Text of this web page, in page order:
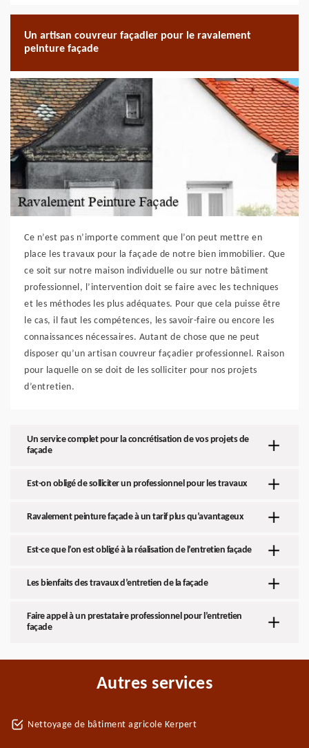
Un artisan couvreur façadier pour le ravalement
peinture façade
Ce n’est pas n’importe comment que l’on peut mettre en
place les travaux pour la façade de notre bien immobilier. Que
ce soit sur notre maison individuelle ou sur notre bâtiment
professionnel, l’intervention doit se faire avec les techniques
et les méthodes les plus adéquates. Pour que cela puisse être
le cas, il faut les compétences, les savoir-faire ou encore les
connaissances nécessaires. Autant de chose que ne peut
disposer qu’un artisan couvreur façadier professionnel. Raison
pour laquelle on se doit de les solliciter pour nos projets
d’entretien.
Un service complet pour la concrétisation de vos projets de
façade
Est-on obligé de solliciter un professionnel pour les travaux
Ravalement peinture façade à un tarif plus qu’avantageux
Est-ce que l’on est obligé à la réalisation de l’entretien façade
Les bienfaits des travaux d’entretien de la façade
Faire appel à un prestataire professionnel pour l’entretien
façade
Autres services
Nettoyage de bâtiment agricole Kerpert